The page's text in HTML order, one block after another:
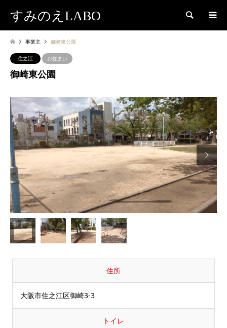
すみのえLABO 検索
事業主 御崎東公園
住之江 お住まい
御崎東公園

住所
大阪市住之江区御崎3-3
トイレ